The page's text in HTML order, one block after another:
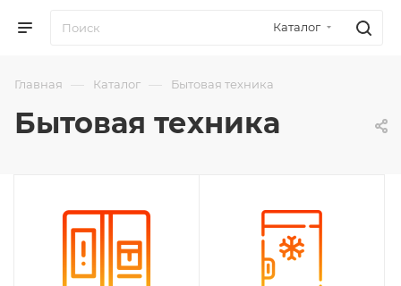
Каталог
Главная — Каталог — Бытовая техника
Бытовая техника